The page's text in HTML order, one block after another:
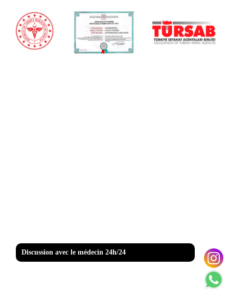
Discussion avec le médecin 24h/24